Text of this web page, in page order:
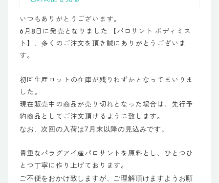
いつもありがとうございます。
6月8日に発売となりました 【パロサント ボディミス
ト】、多くのご注文を頂き誠にありがとうございま
す。
初回生産ロットの在庫が残りわずかとなってまいりま
した。
現在販売中の商品が売り切れとなった場合は、先行予
約商品としてご注文頂けるように致します。
なお、次回の入荷は7月末以降の見込みです。
貴重なパラグアイ産パロサントを原料とし、ひとつひ
とつ丁寧に作り上げております。
ご不便をおかけ致しますが、ご理解頂けますようお願